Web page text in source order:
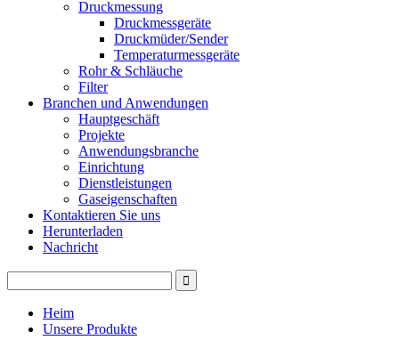
Druckmessung
Druckmessgeräte
Druckmüder/Sender
Temperaturmessgeräte
Rohr & Schläuche
Filter
Branchen und Anwendungen
Hauptgeschäft
Projekte
Anwendungsbranche
Einrichtung
Dienstleistungen
Gaseigenschaften
Kontaktieren Sie uns
Herunterladen
Nachricht
Heim
Unsere Produkte